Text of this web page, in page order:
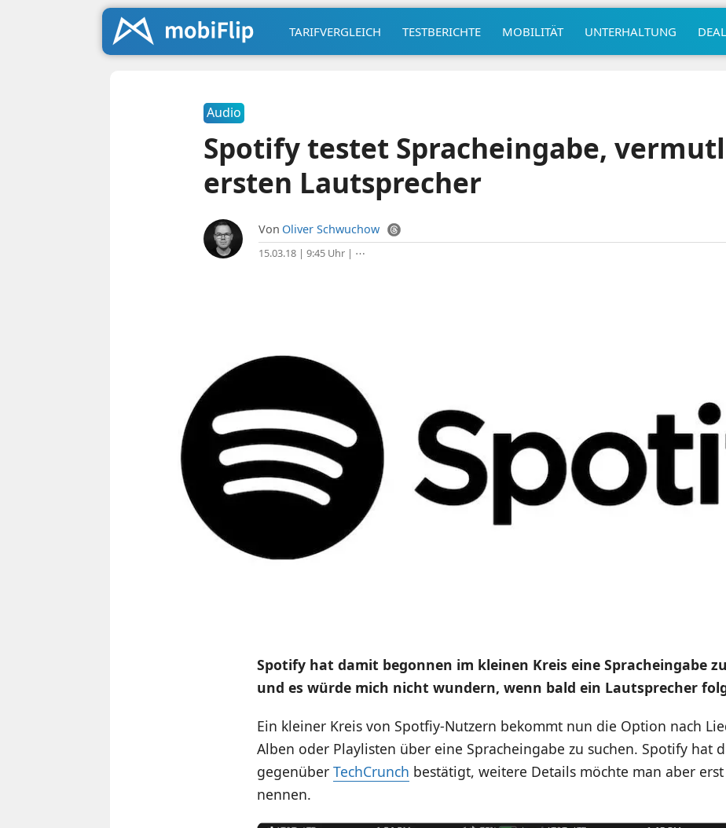
TARIFVERGLEICH TESTBERICHTE MOBILITÄT UNTERHALTUNG
Audio
Spotify testet Spracheingabe,
ersten Lautsprecher
Von Oliver Schwuchow
15.03.18 | 9:45 Uhr| ⋯
Spotify hat damit begonnen im kleinen Kreis eine Spracheingabe
und es würde mich nicht wundern, wenn bald ein Lautsprecher
Ein kleiner Kreis von Spotfiy-Nutzern bekommt nun die Option nach
Alben oder Playlisten über eine Spracheingabe zu suchen. Spotify hat
gegenüber TechCrunch bestätigt, weitere Details möchte man aber
nennen.